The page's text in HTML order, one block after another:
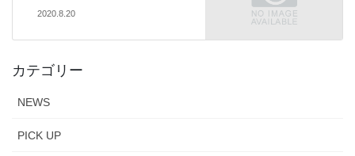
2020.8.20
カテゴリー
NEWS
PICK UP